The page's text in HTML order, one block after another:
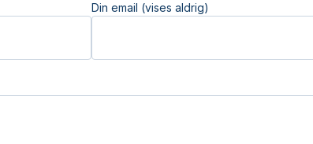
Din email (vises aldrig)